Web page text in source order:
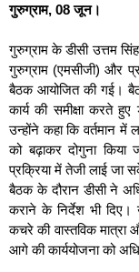
गुरुग्राम, 08 जून।
गुरुग्राम के डीसी उत्तम
गुरुग्राम (एमसीजी) और
बैठक आयोजित की गई।
कार्य की समीक्षा करते
उन्होंने कहा कि वर्तमान में
को बढ़ाकर दोगुना किया
प्रक्रिया में तेजी लाई जा
बैठक के दौरान डीसी ने
कराने के निर्देश भी
कचरे की वास्तविक
आगे की कार्ययोजना को